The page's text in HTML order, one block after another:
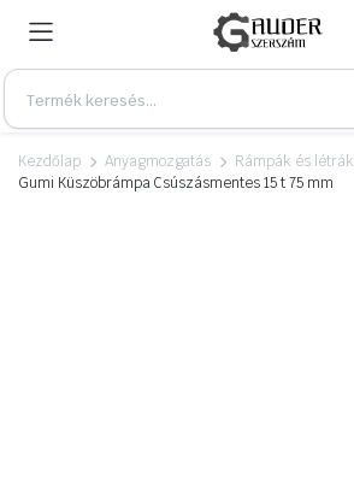
Kezdőlap Anyagmozgatás
Rámpák és létrák
Gumi Küszöbrámpa Csúszásmentes 15 t 75 mm